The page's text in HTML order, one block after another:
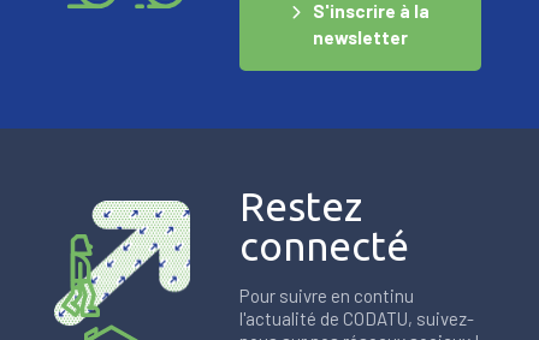
S'inscrire à la
newsletter
Restez
connecté
Pour suivre en continu
l'actualité de CODATU, suivez-